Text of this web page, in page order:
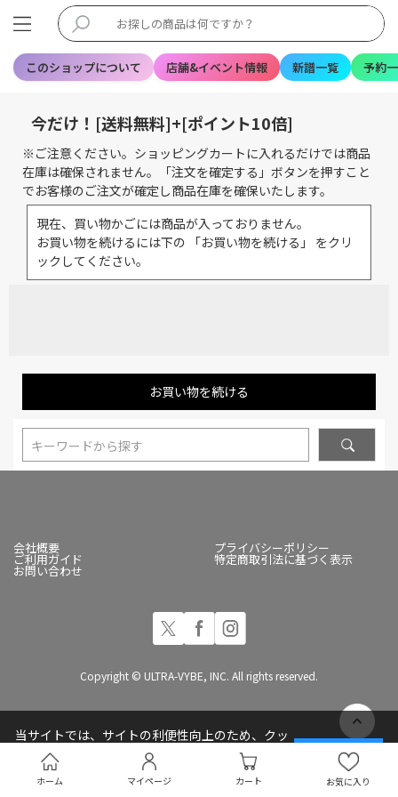
このショップについて 店舗&イベント情報 新譜一覧 予約
ホーム マイページ カート お気に入り
今だけ！[送料無料]+[ポイント10倍]
※ご注意ください。ショッピングカートに入れるだけでは商品
在庫は確保されません。「注文を確定する」ボタンを押すこと
でお客様のご注文が確定し商品在庫を確保いたします。
現在、買い物かごには商品が入っておりません。
お買い物を続けるには下の 「お買い物を続ける」 をクリ
ックしてください。
お買い物を続ける
キーワードから探す
会社概要 プライバシーポリシー
ご利用ガイド 特定商取引法に基づく表示
お問い合わせ
Copyright © ULTRA-VYBE, INC. All rights reserved.
当サイトでは、サイトの利便性向上のため、クッ
キー(Cookie)を使用しています
プライバシーポリシー
承諾する